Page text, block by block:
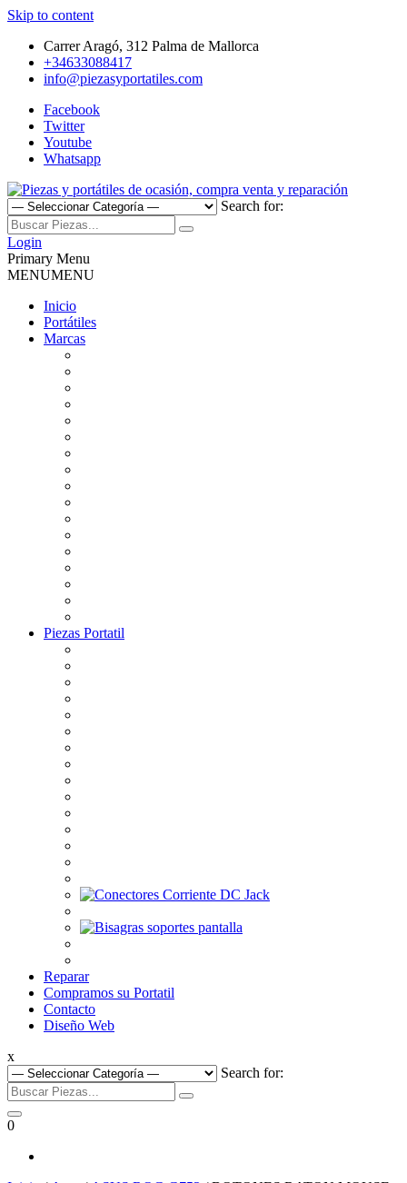
Skip to content
Carrer Aragó, 312 Palma de Mallorca
+34633088417
info@piezasyportatiles.com
Facebook
Twitter
Youtube
Whatsapp
Piezas y portátiles de ocasión,
compra venta y reparación
Todo lo que necesitas para reparar tu portatil, Pantallas, Teclas,
Teclados, Baterías, Carcasas, Placas, Gráficas, Procesadores,
Ventiladores
Search for:
Login
Primary Menu
MENUMENU
Inicio
Portátiles
Marcas
Piezas Portatil
Reparar
Compramos su Portatil
Contacto
Diseño Web
x
Search for:
0